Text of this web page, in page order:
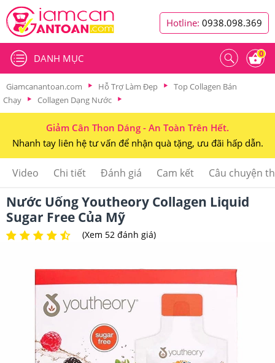
Hotline: 0938.098.369
0
DANH MỤC
Giamcanantoan.com Hỗ Trợ Làm Đẹp
Top Collagen Bán
Chạy
Collagen Dạng Nước
Giảm Cân Thon Dáng - An Toàn Trên Hết.
Nhanh tay liên hệ tư vấn để nhận quà tặng, ưu đãi hấp dẫn.
Video Chi tiết Đánh giá Cam kết Câu chuyện
Nước Uống Youtheory Collagen Liquid
Sugar Free Của Mỹ
(Xem 52 đánh giá)